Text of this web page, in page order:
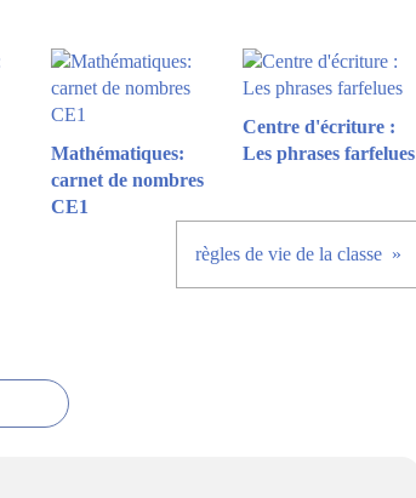
Mathématiques:
carnet de nombres
CE1
Centre d'écriture :
Les phrases farfelues
règles de vie de la classe